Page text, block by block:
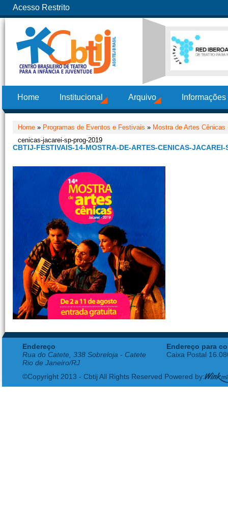
Acesso Restrito
Home Institucional Arquivo
Home » Programas de Eventos e Festivais » Mostra de Artes
cenicas-jacarei-sp-prog-2019
CBTIJ-FESTIVAIS-14-MOSTRA-DE-ARTES-CENICAS-JACAREI-
Endereço
Rua do Catete, 338 Sobreloja - Catete
Rio de Janeiro/RJ
Endereço para
Caixa Postal
©Copyright 2013 - Cbtij All Rights Reserved Powered by: